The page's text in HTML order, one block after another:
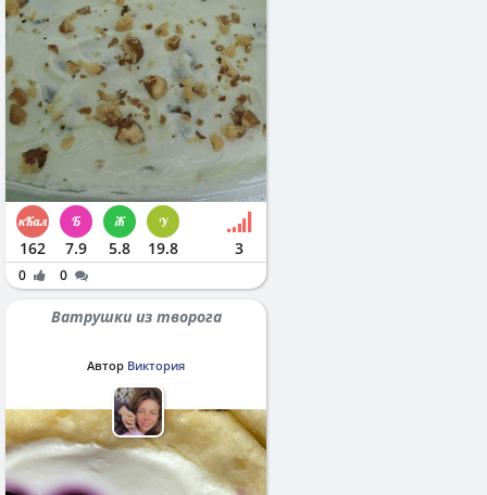
162 7.9 5.8 19.8 3
0 0
Ватрушки из творога
Автор Виктория